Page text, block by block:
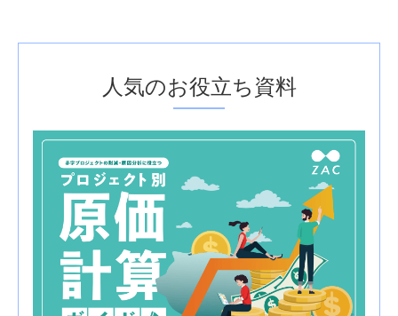
人気のお役立ち資料